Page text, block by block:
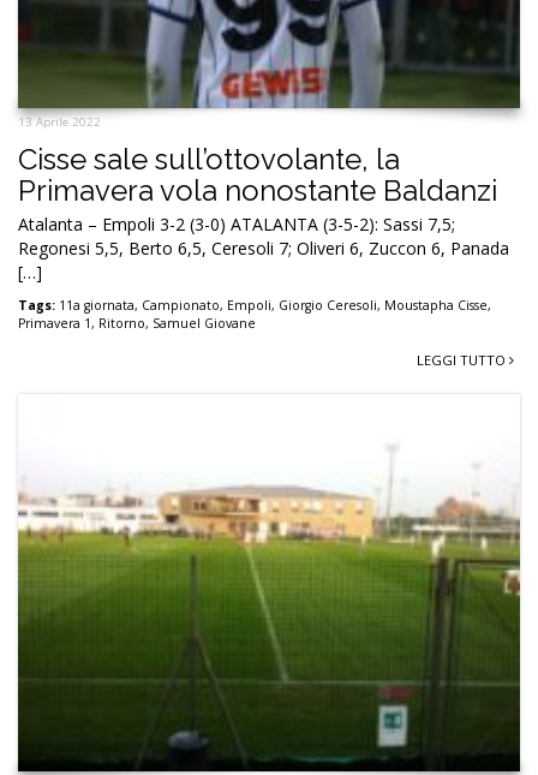
13 Aprile 2022
Cisse sale sull’ottovolante, la
Primavera vola nonostante Baldanzi
Atalanta – Empoli 3-2 (3-0) ATALANTA (3-5-2): Sassi 7,5;
Regonesi 5,5, Berto 6,5, Ceresoli 7; Oliveri 6, Zuccon 6, Panada
[…]
Tags: 11a giornata, Campionato, Empoli, Giorgio Ceresoli, Moustapha Cisse,
Primavera 1, Ritorno, Samuel Giovane
LEGGI TUTTO